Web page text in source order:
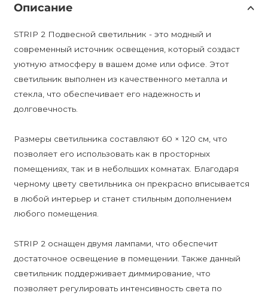
Описание
STRIP 2 Подвесной светильник - это модный и
современный источник освещения, который создаст
уютную атмосферу в вашем доме или офисе. Этот
светильник выполнен из качественного металла и
стекла, что обеспечивает его надежность и
долговечность.
Размеры светильника составляют 60 × 120 см, что
позволяет его использовать как в просторных
помещениях, так и в небольших комнатах. Благодаря
черному цвету светильника он прекрасно вписывается
в любой интерьер и станет стильным дополнением
любого помещения.
STRIP 2 оснащен двумя лампами, что обеспечит
достаточное освещение в помещении. Также данный
светильник поддерживает диммирование, что
позволяет регулировать интенсивность света по